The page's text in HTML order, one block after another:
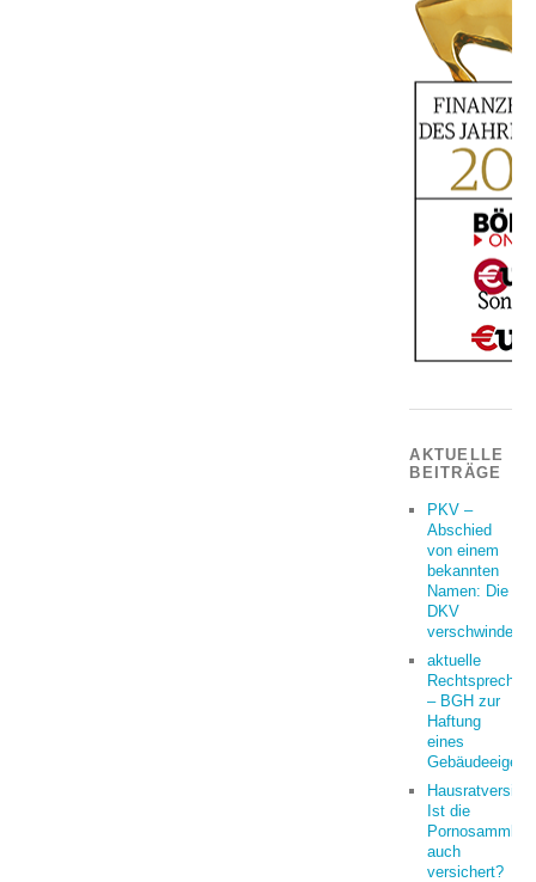
AKTUELLE
BEITRÄGE
PKV –
Abschied
von einem
bekannten
Namen: Die
DKV
verschwindet
aktuelle
– BGH zur
Haftung
eines
Ist die
auch
versichert?